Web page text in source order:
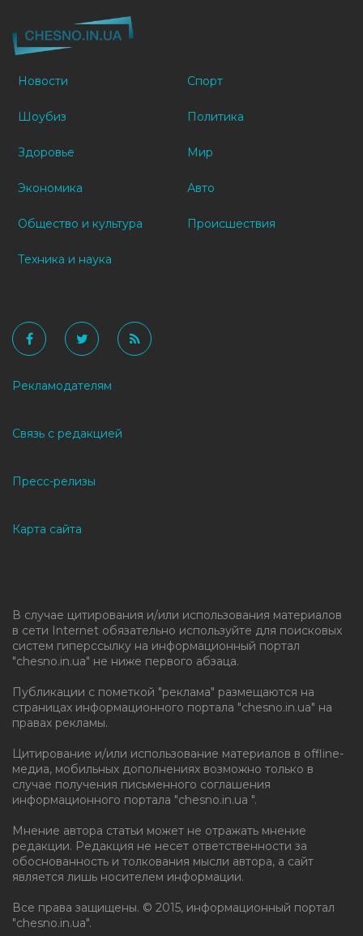
Новости Спорт
Шоубиз Политика
Здоровье Мир
Экономика Авто
Общество и культура Происшествия
Техника и наука
Рекламодателям
Связь с редакцией
Пресс-релизы
Карта сайта
В случае цитирования и/или использования материалов
в сети Internet обязательно используйте для поисковых
систем гиперссылку на информационный портал
"chesno.in.ua" не ниже первого абзаца.
Публикации с пометкой "реклама" размещаются на
страницах информационного портала "chesno.in.ua" на
правах рекламы.
Цитирование и/или использование материалов в offline-
медиа, мобильных дополнениях возможно только в
случае получения письменного соглашения
информационного портала "chesno.in.ua ".
Мнение автора статьи может не отражать мнение
редакции. Редакция не несет ответственности за
обоснованность и толкования мысли автора, а сайт
является лишь носителем информации.
Все права защищены. © 2015, информационный портал
"chesno.in.ua".